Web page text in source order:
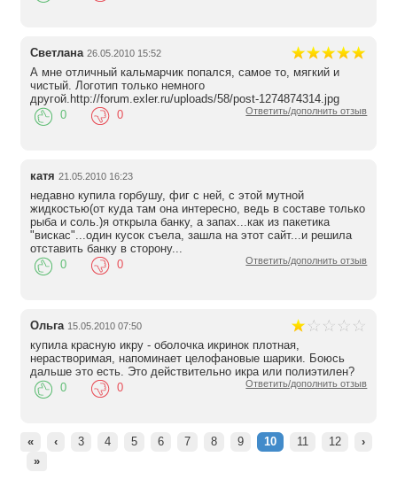
Светлана 26.05.2010 15:52
А мне отличный кальмарчик попался, самое то, мягкий и
чистый. Логотип только немного
другой.http://forum.exler.ru/uploads/58/post-1274874314.jpg
Ответить/дополнить отзыв
0 0
катя 21.05.2010 16:23
недавно купила горбушу, фиг с ней, с этой мутной
жидкостью(от куда там она интересно, ведь в составе только
рыба и соль.)я открыла банку, а запах...как из пакетика
"вискас"...один кусок съела, зашла на этот сайт...и решила
отставить банку в сторону...
Ответить/дополнить отзыв
0 0
Ольга 15.05.2010 07:50
купила красную икру - оболочка икринок плотная,
нерастворимая, напоминает целофановые шарики. Боюсь
дальше это есть. Это действительно икра или полиэтилен?
Ответить/дополнить отзыв
0 0
« ‹ 3 4 5 6 7 8 9 10 11 12
›
»